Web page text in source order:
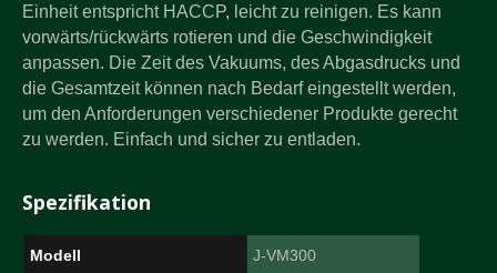
Einheit entspricht HACCP, leicht zu reinigen. Es kann
vorwärts/rückwärts rotieren und die Geschwindigkeit
anpassen. Die Zeit des Vakuums, des Abgasdrucks und
die Gesamtzeit können nach Bedarf eingestellt werden,
um den Anforderungen verschiedener Produkte gerecht
zu werden. Einfach und sicher zu entladen.
Spezifikation
Modell J-VM300